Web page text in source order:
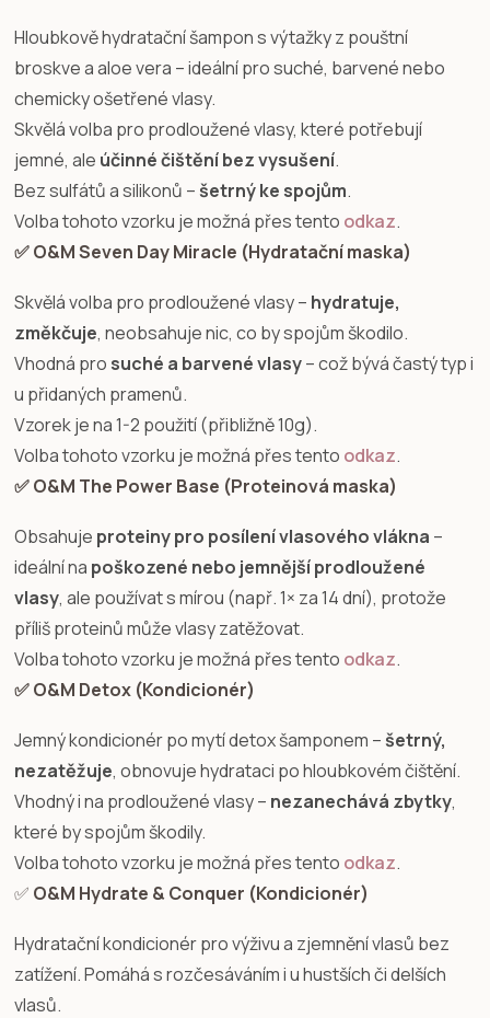
Hloubkově hydratační šampon s výtažky z pouštní
broskve a aloe vera – ideální pro suché, barvené nebo
chemicky ošetřené vlasy.
Skvělá volba pro prodloužené vlasy, které potřebují
jemné, ale účinné čištění bez vysušení.
Bez sulfátů a silikonů –šetrný ke spojům.
Volba tohoto vzorku je možná přes tento odkaz.
✅ O&M Seven Day Miracle (Hydratační maska)
Skvělá volba pro prodloužené vlasy – hydratuje,
změkčuje, neobsahuje nic, co by spojům škodilo.
Vhodná pro suché a barvené vlasy– což bývá častý typ i
u přidaných pramenů.
Vzorek je na 1-2 použití (přibližně 10g).
Volba tohoto vzorku je možná přes tento odkaz.
✅ O&M The Power Base (Proteinová maska)
Obsahuje proteiny pro posílení vlasového vlákna –
ideální na poškozené nebo jemnější prodloužené
vlasy, ale používat s mírou (např. 1× za 14 dní), protože
příliš proteinů může vlasy zatěžovat.
Volba tohoto vzorku je možná přes tento odkaz.
✅ O&M Detox (Kondicionér)
Jemný kondicionér po mytí detox šamponem –šetrný,
nezatěžuje, obnovuje hydrataci po hloubkovém čištění.
Vhodný i na prodloužené vlasy – nezanechává zbytky,
které by spojům škodily.
Volba tohoto vzorku je možná přes tento odkaz.
✅ O&M Hydrate & Conquer (Kondicionér)
Hydratační kondicionér pro výživu a zjemnění vlasů bez
zatížení. Pomáhá s rozčesáváním i u hustších či delších
vlasů.